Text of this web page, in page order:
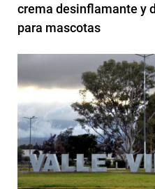
crema desinflamante y
para mascotas